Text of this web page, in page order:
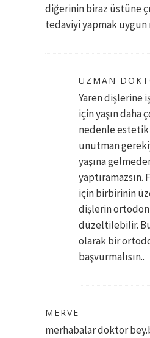
diğerinin biraz üstüne
tedaviyi yapmak uygun
UZMAN
Yaren dişlerine
için yaşın daha
nedenle
unutman
yaşına
yaptıramazsın.
için birbirinin
dişlerin
düzeltilebilir.
olarak bir
başvurmalısın..
MERVE
merhabalar doktor